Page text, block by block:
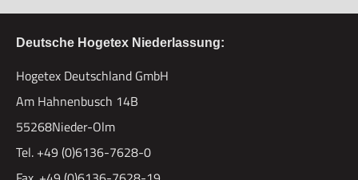
Deutsche Hogetex Niederlassung:
Hogetex Deutschland GmbH
Am Hahnenbusch 14B
55268Nieder-Olm
Tel. +49 (0)6136-7628-0